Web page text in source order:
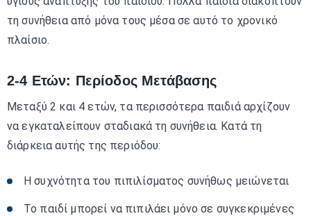
τη συνήθεια από μόνα τους μέσα σε αυτό το χρονικό
πλαίσιο.
2-4 Ετών: Περίοδος Μετάβασης
Μεταξύ 2 και 4 ετών, τα περισσότερα παιδιά αρχίζουν
να εγκαταλείπουν σταδιακά τη συνήθεια. Κατά τη
διάρκεια αυτής της περιόδου:
Η συχνότητα του πιπιλίσματος συνήθως μειώνεται
Το παιδί μπορεί να πιπιλάει μόνο σε συγκεκριμένες